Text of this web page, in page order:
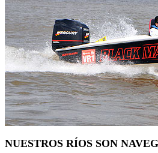
NUESTROS RÍOS SON